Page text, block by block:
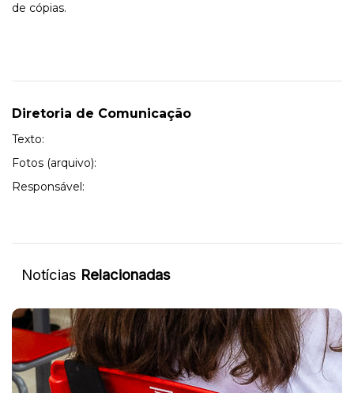
de cópias.
Diretoria de Comunicação
Texto:
Fotos (arquivo):
Responsável:
Notícias Relacionadas